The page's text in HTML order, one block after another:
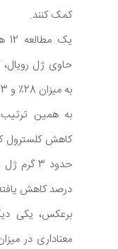
کمک کنند.
به میزان 28٪ و 23٪ کاهش می دهد.
به همین
درصد كاهش
برعکس، یکی
معناداری در